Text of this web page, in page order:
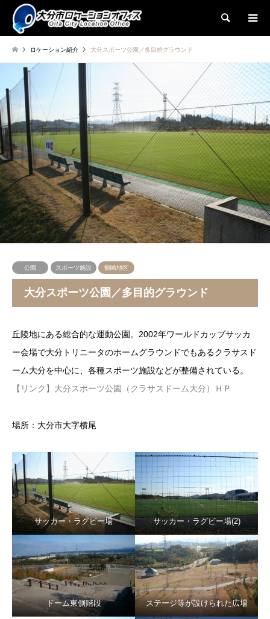
検索
ロケーション紹介 大分スポーツ公園／多目的グラウンド
公園 スポーツ施設 鶴崎地区
大分スポーツ公園／多目的グラウンド
丘陵地にある総合的な運動公園。2002年ワールドカップサッカ
ー会場で大分トリニータのホームグラウンドでもあるクラサスド
ーム大分を中心に、各種スポーツ施設などが整備されている。
【リンク】大分スポーツ公園（クラサスドーム大分）ＨＰ
場所：大分市大字横尾
サッカー・ラグビー場 サッカー・ラグビー場(2)
ドーム東側階段 ステージ等が設けられた広場